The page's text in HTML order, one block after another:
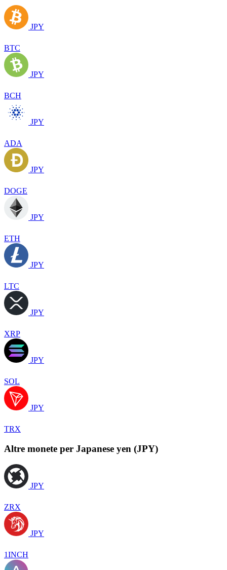
JPY
BTC
JPY
BCH
JPY
ADA
JPY
DOGE
JPY
ETH
JPY
LTC
JPY
XRP
JPY
SOL
JPY
TRX
Altre monete per Japanese yen (JPY)
JPY
ZRX
JPY
1INCH